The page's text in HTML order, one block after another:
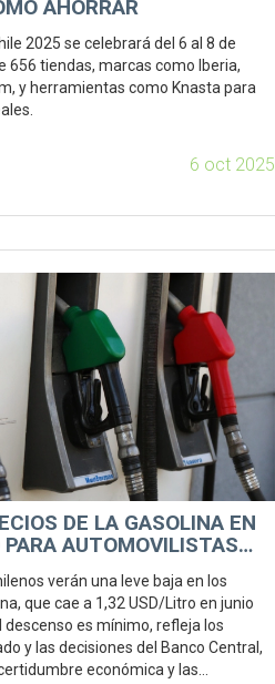
AHORRAR
2025 se celebrará del 6 al 8 de
656 tiendas, marcas como Iberia,
y herramientas como Knasta para
6 oct 2025
DE LA GASOLINA EN
AUTOMOVILISTAS
verán una leve baja en los
que cae a 1,32 USD/Litro en junio
descenso es mínimo, refleja los
y las decisiones del Banco Central,
económica y las